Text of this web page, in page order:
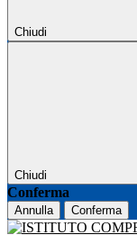
Chiudi
Chiudi
Conferma
Annulla Conferma